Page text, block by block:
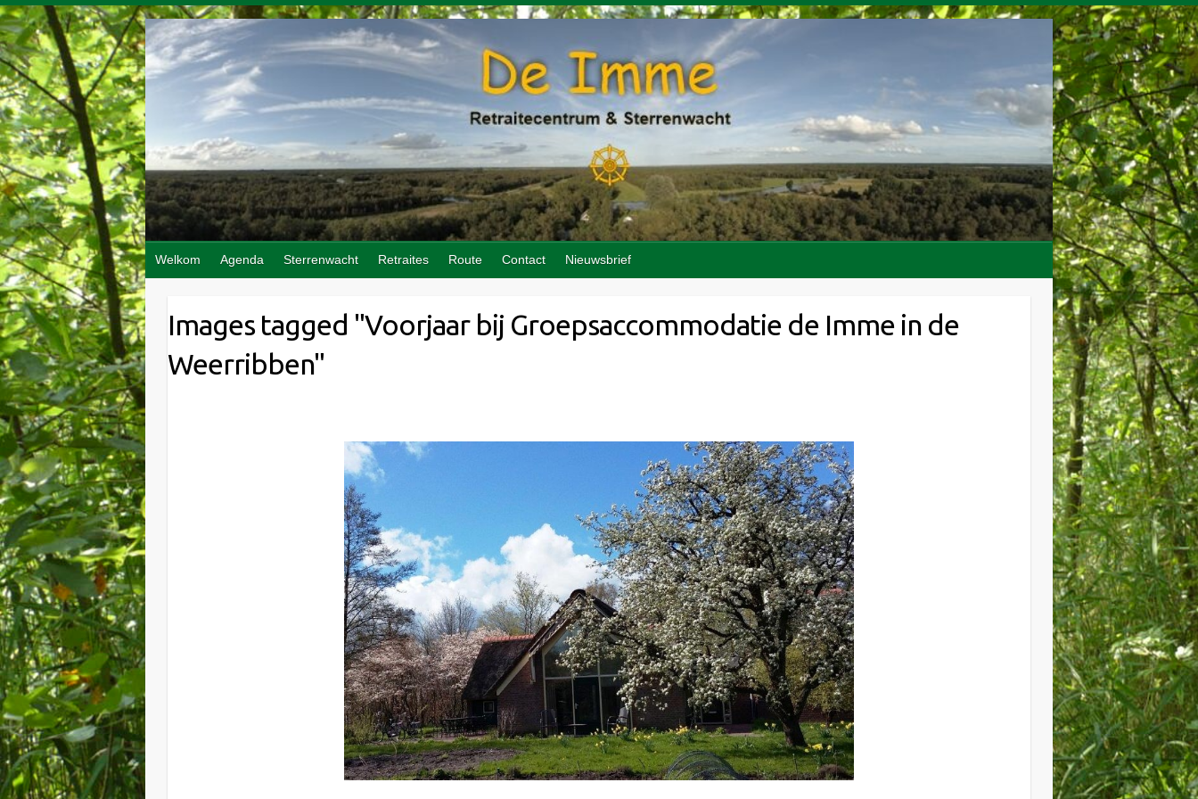
Doorgaan
naar
inhoud
Welkom Agenda Sterrenwacht Retraites Route Contact Nieuwsbrief
Images tagged "Voorjaar bij Groepsaccommodatie de Imme in de
Weerribben"